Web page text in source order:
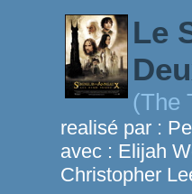
Le
(The
realisé par :
avec : Elijah
Christopher